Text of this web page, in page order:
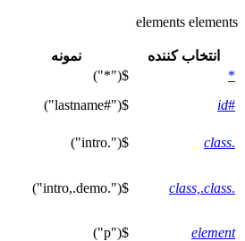
elements elements
انتخاب کننده نمونه
*
$("*")
#
id
$("#lastname")
.
class
$(".intro")
.
class, .class
$(".intro,.demo")
element
$("p")